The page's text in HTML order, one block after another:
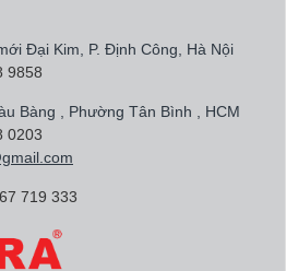
Đại Kim, P. Định Công, Hà Nội
9858
Bàng , Phường Tân Bình , HCM
0203
719 333